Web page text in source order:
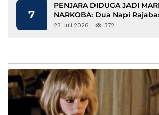
7
PENJARA DIDUGA JADI
NARKOBA: Dua Napi
Gunakan HP, Muncul
23 Juli 2026 372